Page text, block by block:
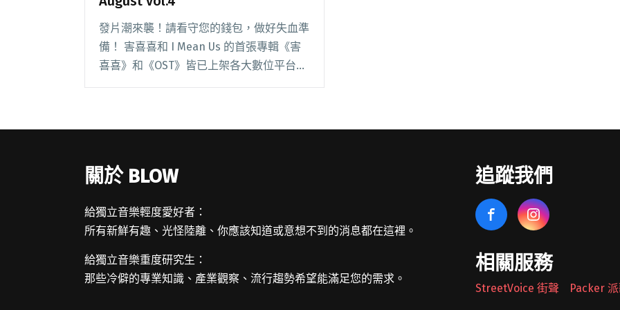
發片潮來襲！請看守您的錢包，做好失血準
備！ 害喜喜和 I Mean Us 的首張專輯《害
喜喜》和《OST》皆已上架各大數位平台，
由高雄市文化局發起、致力於推廣新生代原
關於 BLOW
給獨立音樂輕度愛好者：
所有新鮮有趣、光怪陸離、你應該知道或意想不到的消息都在這裡。
給獨立音樂重度研究生：
那些冷僻的專業知識、產業觀察、流行趨勢希望能滿足您的需求。
追蹤我們
相關服務
StreetVoice 街聲 Packer